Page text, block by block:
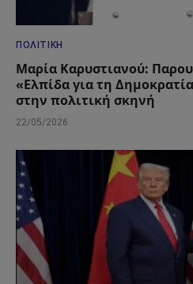
ΠΟΛΙΤΙΚΉ
Μαρία Καρυστιανού:
«Ελπίδα για τη
στην πολιτική σκηνή
22/05/2026